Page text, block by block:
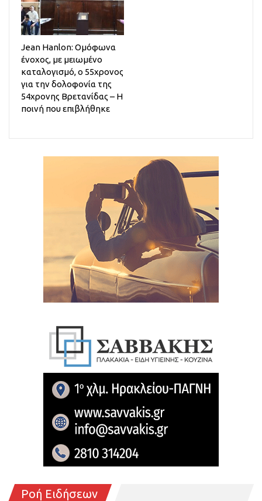
Jean Hanlon: Ομόφωνα
ένοχος, με μειωμένο
καταλογισμό, ο 55χρονος
για την δολοφονία της
54χρονης Βρετανίδας – Η
ποινή που επιβλήθηκε
Ροή Ειδήσεων